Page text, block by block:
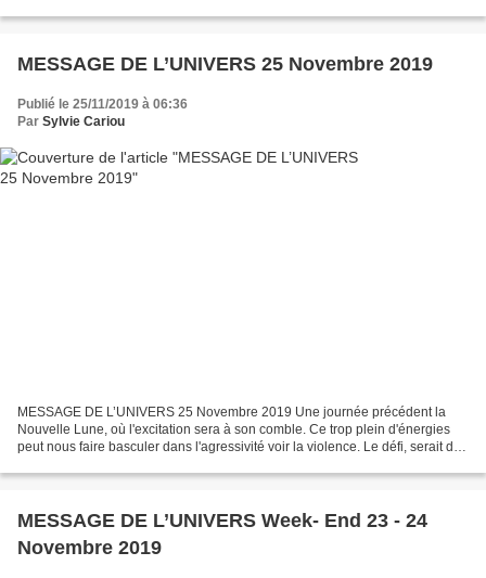
MESSAGE DE L’UNIVERS 25 Novembre 2019
Publié le 25/11/2019 à 06:36
Par Sylvie Cariou
MESSAGE DE L’UNIVERS 25 Novembre 2019 Une journée précédent la
Nouvelle Lune, où l'excitation sera à son comble. Ce trop plein d'énergies
peut nous faire basculer dans l'agressivité voir la violence. Le défi, serait de
MESSAGE DE L’UNIVERS Week- End 23 - 24
Novembre 2019